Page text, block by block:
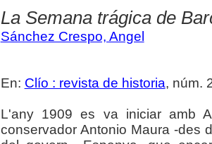
La Semana trágica de
Sánchez Crespo, Angel
En: Clío : revista de historia, núm.
L'any 1909 es va iniciar amb
conservador Antonio Maura -des